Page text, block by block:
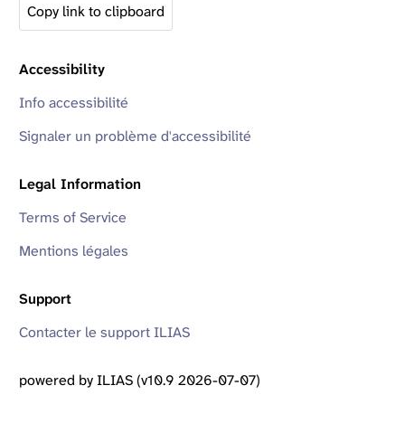
Copy link to clipboard
Accessibility
Info accessibilité
Signaler un problème d'accessibilité
Legal Information
Terms of Service
Mentions légales
Support
Contacter le support ILIAS
powered by ILIAS (v10.9 2026-07-07)